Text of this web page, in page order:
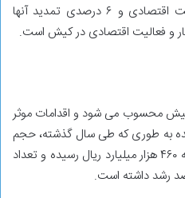
رشد ۱۱ درصدی صدور مجوز فعالیت اقتصادی و ۶ درصدی تمدید آنها
و فعالیت اقتصادی در کیش است.
محسوب می شود و اقدامات موثر
به طوری که طی سال گذشته، حجم
سرمایه گذاری با رشد ۱۸۲ درصدی به ۴۶۰ هزار میلیارد ریال رسیده و تعداد